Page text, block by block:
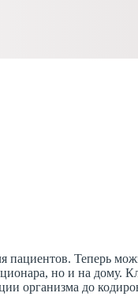
Теперь
но и на
организма до